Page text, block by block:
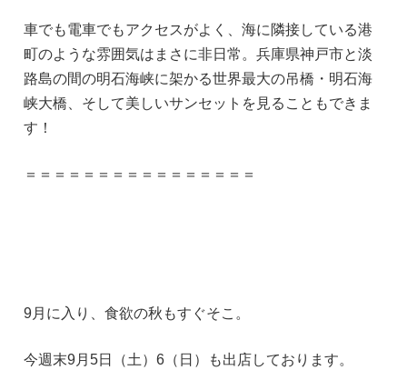
車でも電車でもアクセスがよく、海に隣接している港
町のような雰囲気はまさに非日常。兵庫県神戸市と淡
路島の間の明石海峡に架かる世界最大の吊橋・明石海
峡大橋、そして美しいサンセットを見ることもできま
す！
＝＝＝＝＝＝＝＝＝＝＝＝＝＝＝＝
9月に入り、食欲の秋もすぐそこ。
今週末9月5日（土）6（日）も出店しております。